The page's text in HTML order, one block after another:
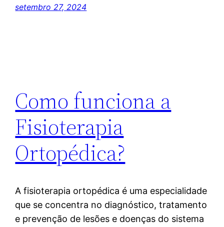
setembro 27, 2024
Como funciona a
Fisioterapia
Ortopédica?
A fisioterapia ortopédica é uma especialidade
que se concentra no diagnóstico, tratamento
e prevenção de lesões e doenças do sistema